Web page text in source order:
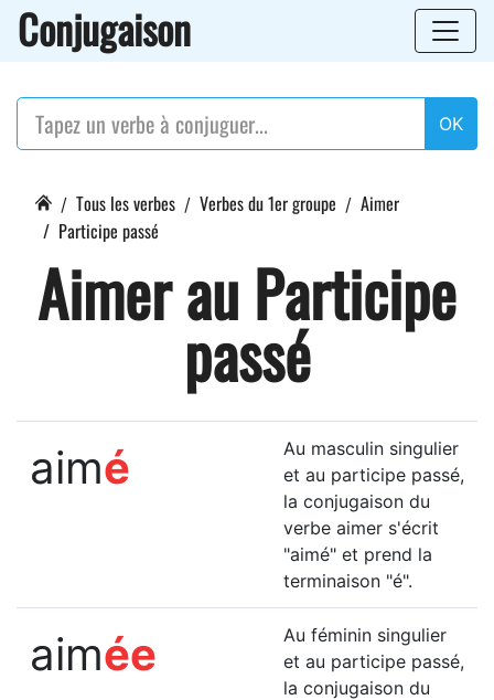
Conjugaison
OK
Tous les verbes Verbes du 1er groupe
Aimer
Participe passé
Aimer au Participe
passé
aimé
Au masculin singulier
et au participe passé,
la conjugaison du
verbe aimer s'écrit
"aimé" et prend la
terminaison "é".
aimée
Au féminin singulier
et au participe passé,
la conjugaison du